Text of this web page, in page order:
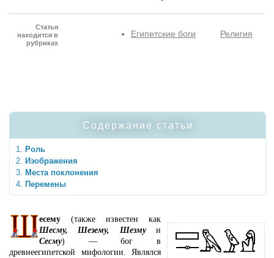
Статья
находится в
рубриках
Религия
Египетские боги
Содержание статьи
Роль
Изображения
Места поклонения
Перемены
есему (также известен как
Шесму, Шезему, Шезмуи
Сесму) — бог в
древнеегипетской мифологии. Являлся